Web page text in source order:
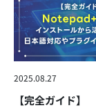
2025.08.27
【完全ガイド】